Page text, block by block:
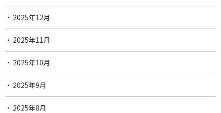
2025年12月
2025年11月
2025年10月
2025年9月
2025年8月